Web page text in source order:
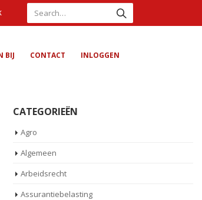
BIJ CONTACT INLOGGEN
CATEGORIEËN
Agro
Algemeen
Arbeidsrecht
Assurantiebelasting